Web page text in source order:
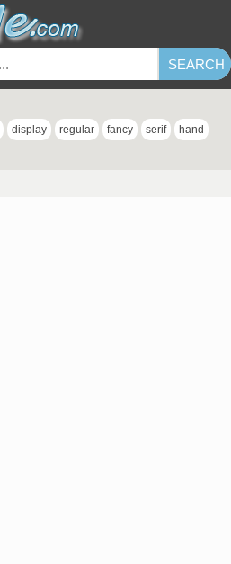
display regular fancy serif hand